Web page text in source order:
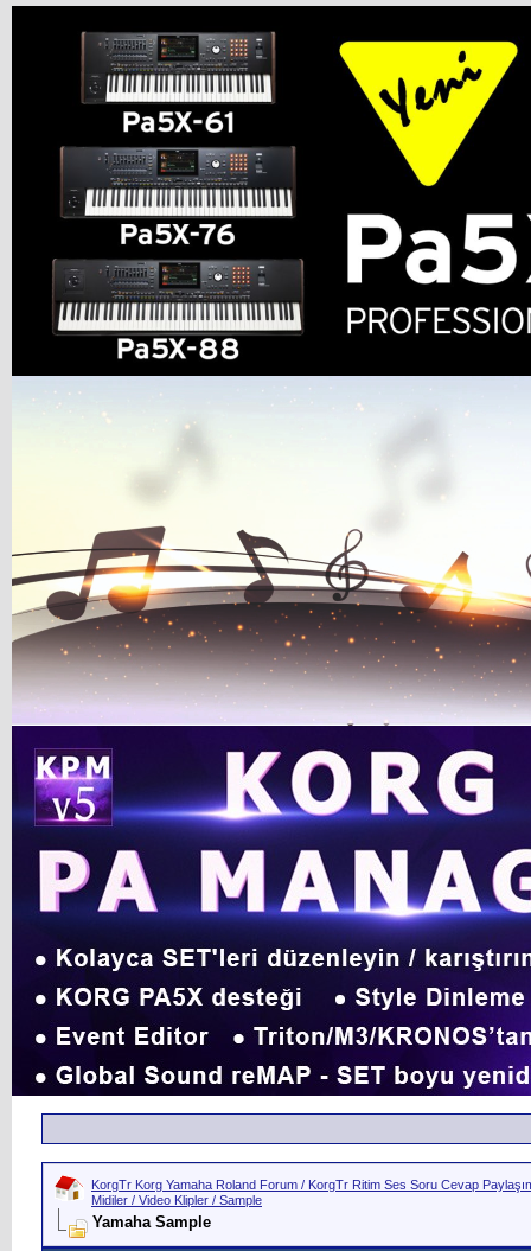
KorgTr Korg Yamaha Roland Forum / KorgTr Ritim Ses Soru Cevap
Midiler / Video Klipler / Sample
Yamaha Sample